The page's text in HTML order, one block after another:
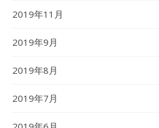
2019年11月
2019年9月
2019年8月
2019年7月